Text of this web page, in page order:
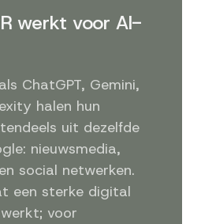
werkt voor AI-
ChatGPT, Gemini,
halen hun
uit dezelfde
nieuwsmedia,
social netwerken.
een sterke digital
voor